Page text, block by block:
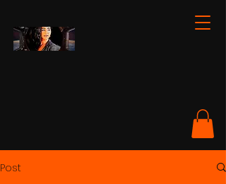
Post